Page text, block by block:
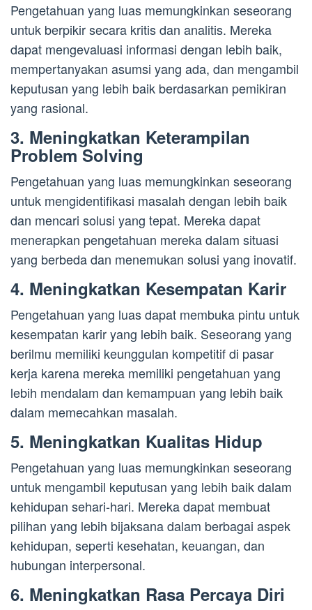
Pengetahuan yang luas memungkinkan seseorang
untuk berpikir secara kritis dan analitis. Mereka
dapat mengevaluasi informasi dengan lebih baik,
mempertanyakan asumsi yang ada, dan mengambil
keputusan yang lebih baik berdasarkan pemikiran
yang rasional.
3. Meningkatkan Keterampilan
Problem Solving
Pengetahuan yang luas memungkinkan seseorang
untuk mengidentifikasi masalah dengan lebih baik
dan mencari solusi yang tepat. Mereka dapat
menerapkan pengetahuan mereka dalam situasi
yang berbeda dan menemukan solusi yang inovatif.
4. Meningkatkan Kesempatan Karir
Pengetahuan yang luas dapat membuka pintu untuk
kesempatan karir yang lebih baik. Seseorang yang
berilmu memiliki keunggulan kompetitif di pasar
kerja karena mereka memiliki pengetahuan yang
lebih mendalam dan kemampuan yang lebih baik
dalam memecahkan masalah.
5. Meningkatkan Kualitas Hidup
Pengetahuan yang luas memungkinkan seseorang
untuk mengambil keputusan yang lebih baik dalam
kehidupan sehari-hari. Mereka dapat membuat
pilihan yang lebih bijaksana dalam berbagai aspek
kehidupan, seperti kesehatan, keuangan, dan
hubungan interpersonal.
6. Meningkatkan Rasa Percaya Diri